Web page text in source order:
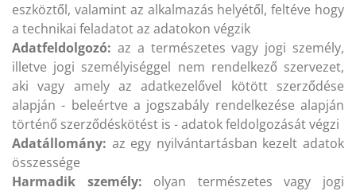
eszköztől, valamint az alkalmazás helyétől, feltéve hogy
a technikai feladatot az adatokon végzik
Adatfeldolgozó: az a természetes vagy jogi személy,
illetve jogi személyiséggel nem rendelkező szervezet,
aki vagy amely az adatkezelővel kötött szerződése
alapján - beleértve a jogszabály rendelkezése alapján
történő szerződéskötést is - adatok feldolgozását végzi
Adatállomány: az egy nyilvántartásban kezelt adatok
összessége
Harmadik személy: olyan természetes vagy jogi